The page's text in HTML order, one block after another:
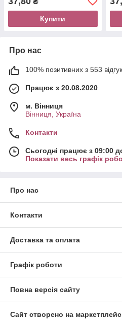
Купити
Про нас
100% позитивних з 553
Працює з 20.08.2020
м. Вінниця
Вінниця, Україна
Контакти
Сьогодні працює з 09:00
Показати весь графік
Про нас
Контакти
Доставка та оплата
Графік роботи
Повна версія сайту
Сайт створено на